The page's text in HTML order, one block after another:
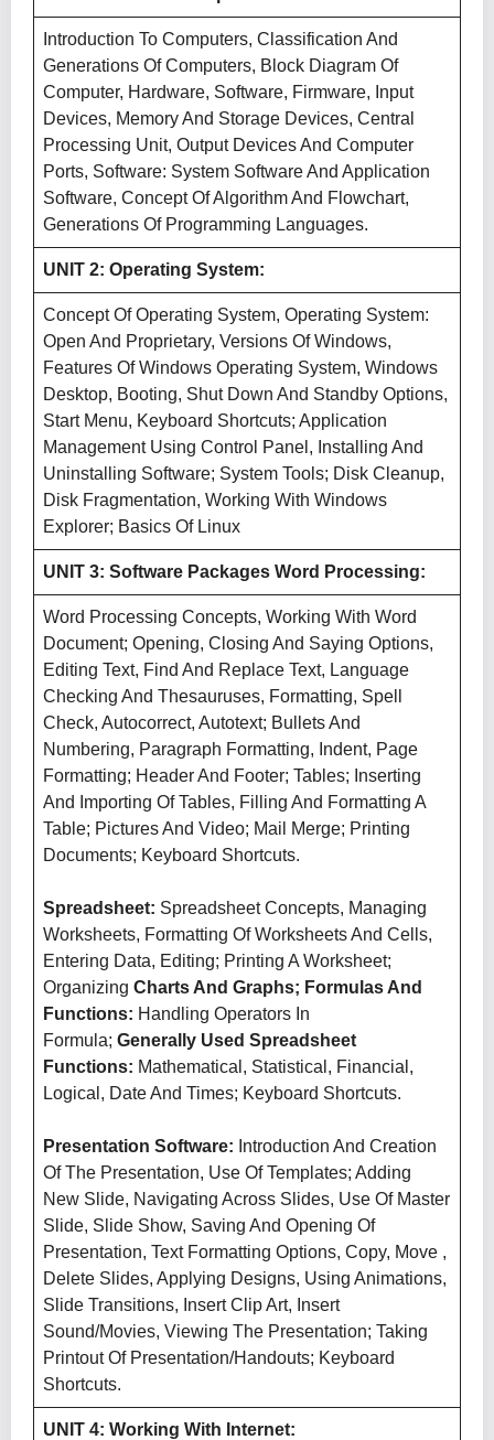
Introduction To Computers, Classification And
Generations Of Computers, Block Diagram Of
Computer, Hardware, Software, Firmware, Input
Devices, Memory And Storage Devices, Central
Processing Unit, Output Devices And Computer
Ports, Software: System Software And Application
Software, Concept Of Algorithm And Flowchart,
Generations Of Programming Languages.
UNIT 2: Operating System:
Concept Of Operating System, Operating System:
Open And Proprietary, Versions Of Windows,
Features Of Windows Operating System, Windows
Desktop, Booting, Shut Down And Standby Options,
Start Menu, Keyboard Shortcuts; Application
Management Using Control Panel, Installing And
Uninstalling Software; System Tools; Disk Cleanup,
Disk Fragmentation, Working With Windows
Explorer; Basics Of Linux
UNIT 3: Software Packages Word Processing:
Word Processing Concepts, Working With Word
Document; Opening, Closing And Saying Options,
Editing Text, Find And Replace Text, Language
Checking And Thesauruses, Formatting, Spell
Check, Autocorrect, Autotext; Bullets And
Numbering, Paragraph Formatting, Indent, Page
Formatting; Header And Footer; Tables; Inserting
And Importing Of Tables, Filling And Formatting A
Table; Pictures And Video; Mail Merge; Printing
Documents; Keyboard Shortcuts.
Spreadsheet: Spreadsheet Concepts, Managing
Worksheets, Formatting Of Worksheets And Cells,
Entering Data, Editing; Printing A Worksheet;
Organizing Charts And Graphs; Formulas And
Functions: Handling Operators In
Formula; Generally Used Spreadsheet
Functions: Mathematical, Statistical, Financial,
Logical, Date And Times; Keyboard Shortcuts.
Presentation Software: Introduction And Creation
Of The Presentation, Use Of Templates; Adding
New Slide, Navigating Across Slides, Use Of Master
Slide, Slide Show, Saving And Opening Of
Presentation, Text Formatting Options, Copy, Move ,
Delete Slides, Applying Designs, Using Animations,
Slide Transitions, Insert Clip Art, Insert
Sound/Movies, Viewing The Presentation; Taking
Printout Of Presentation/Handouts; Keyboard
Shortcuts.
UNIT 4: Working With Internet: